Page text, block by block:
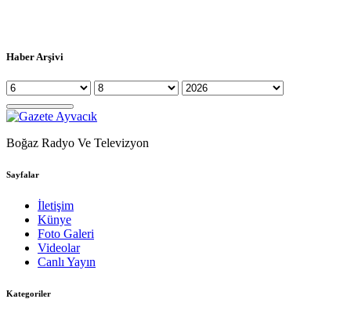
Haber Arşivi
Boğaz Radyo Ve Televizyon
Sayfalar
İletişim
Künye
Foto Galeri
Videolar
Canlı Yayın
Kategoriler